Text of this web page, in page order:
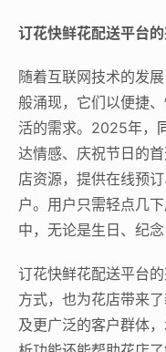
订花快鲜花配送平台
随着互联网技术的发
般涌现，它们以便捷
活的需求。2025年，
达情感、庆祝节日的
店资源，提供在线预
户。用户只需轻点几
中，无论是生日、纪
订花快鲜花配送平台
方式，也为花店带来
及更广泛的客户群体